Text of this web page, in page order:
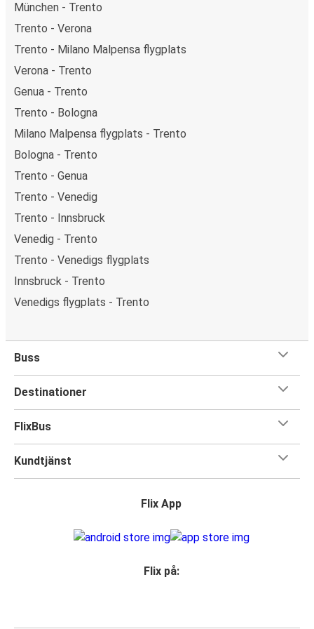
München - Trento
Trento - Verona
Trento - Milano Malpensa flygplats
Verona - Trento
Genua - Trento
Trento - Bologna
Milano Malpensa flygplats - Trento
Bologna - Trento
Trento - Genua
Trento - Venedig
Trento - Innsbruck
Venedig - Trento
Trento - Venedigs flygplats
Innsbruck - Trento
Venedigs flygplats - Trento
Buss
Destinationer
FlixBus
Kundtjänst
Flix App
Flix på: